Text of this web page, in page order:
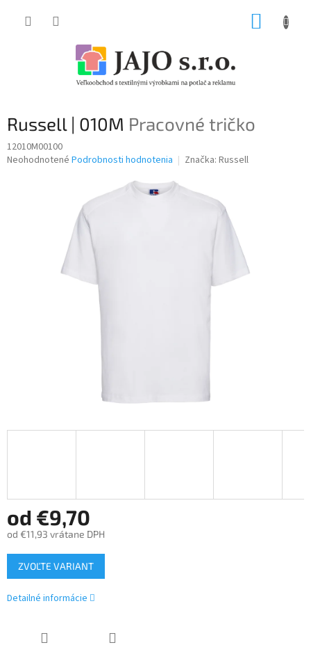
Russell | 010M Pracovné tričko
12010M00100
Priemerné
Neohodnotené Podrobnosti hodnotenia Značka: Russell
od €9,70
od €11,93 vrátane DPH
Jednotková
cena:
ZVOĽTE VARIANT
Detailné informácie